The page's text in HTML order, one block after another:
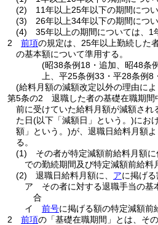
(2)
11年以上25年以下の期間につ
(3)
26年以上34年以下の期間につ
(4)
35年以上の期間については、1
2
前項の規定は、25年以上勤続した
の基本額について準用する。
(昭38条例18・追加、昭48条
上、平25条例33・平28条例
(給料月額の減額改定以外の理由に
第5条の2
退職した者の基礎在職期
前に受けていた給料月額が減額され
た日(以下「減額日」という。)にお
額」という。)が、退職日給料月額
る。
(1)
その者が特定減額前給料月額
での勤続期間及び特定減額前給料
(2)
退職日給料月額に、 アに掲げ
ア
その者に対する退職手当の基
合
イ
前号に掲げる額の特定減額前
2
前項の「基礎在職期間」とは、そ